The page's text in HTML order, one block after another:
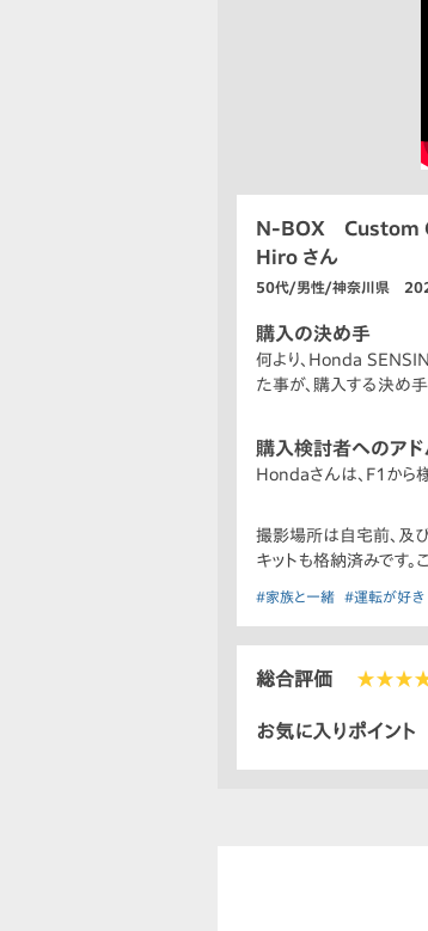
N-BOX Custom G
Hiro さん
50代/男性/神奈川県
購入の決め手
何より、Honda
た事が、購入する決め手
購入検討者へのアド
Hondaさんは、F1から
撮影場所は自宅前、及
キットも格納済みです。
#家族と一緒 #運転が好き
総合評価
お気に入りポイント